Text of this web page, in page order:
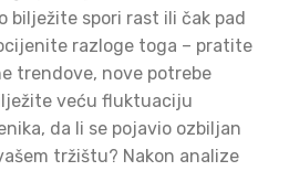
bilježite spori rast ili čak pad
razloge toga – pratite
trendove, nove potrebe
veću fluktuaciju
da li se pojavio ozbiljan
tržištu? Nakon analize